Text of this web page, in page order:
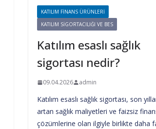
KATILIM FINANS ÜRÜNLERI
KATILIM SIGORTACILIĞI VE BES
Katılım esaslı sağlık
sigortası nedir?
09.04.2026 admin
Katılım esaslı sağlık sigortası, son
artan sağlık maliyetleri ve faizsiz
çözümlerine olan ilgiyle birlikte daha